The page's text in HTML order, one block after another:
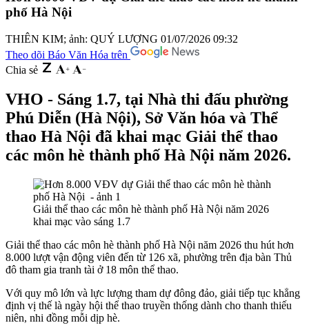
phố Hà Nội ​
THIÊN KIM; ảnh: QUÝ LƯỢNG 01/07/2026 09:32
Theo dõi Báo Văn Hóa trên
Chia sẻ
VHO - Sáng 1.7, tại Nhà thi đấu phường
Phú Diễn (Hà Nội), Sở Văn hóa và Thể
thao Hà Nội đã khai mạc Giải thể thao
các môn hè thành phố Hà Nội năm 2026.
Giải thể thao các môn hè thành phố Hà Nội năm 2026
khai mạc vào sáng 1.7
Giải thể thao các môn hè thành phố Hà Nội năm 2026 thu hút hơn
8.000 lượt vận động viên đến từ 126 xã, phường trên địa bàn Thủ
đô tham gia tranh tài ở 18 môn thể thao.
Với quy mô lớn và lực lượng tham dự đông đảo, giải tiếp tục khẳng
định vị thế là ngày hội thể thao truyền thống dành cho thanh thiếu
niên, nhi đồng mỗi dịp hè.